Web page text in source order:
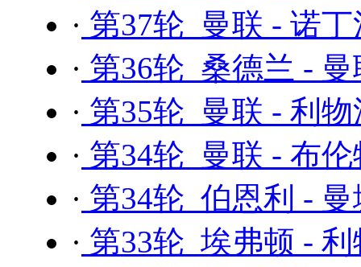
· 第37轮 曼联 - 诺
· 第36轮 桑德兰 -
· 第35轮 曼联 - 利
· 第34轮 曼联 - 布
· 第34轮 伯恩利 -
· 第33轮 埃弗顿 -